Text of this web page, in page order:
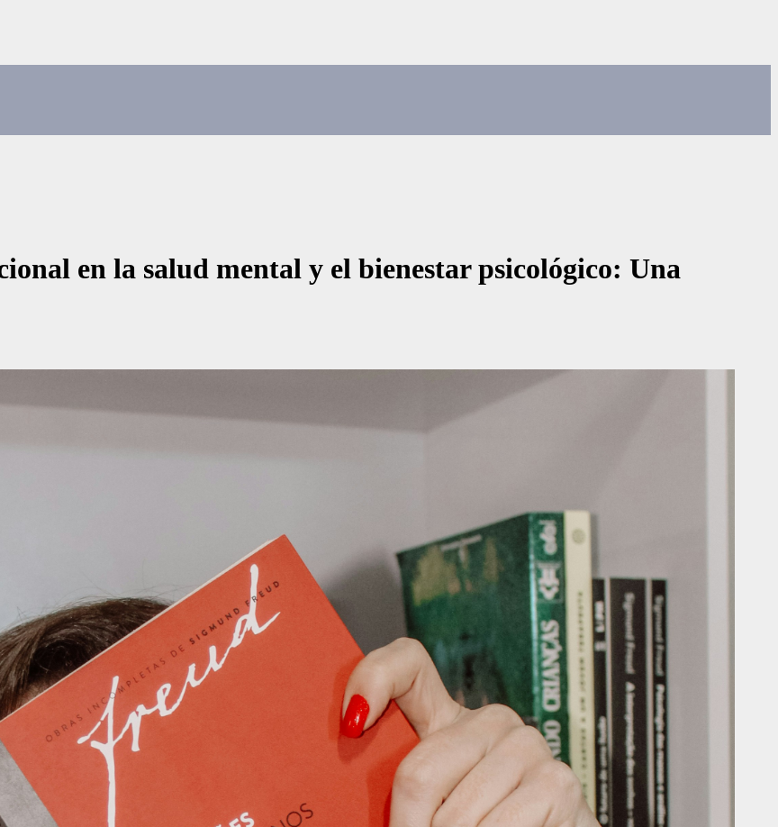
en la salud mental y el bienestar psicológico: Una